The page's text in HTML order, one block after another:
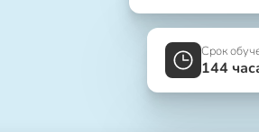
Срок
144